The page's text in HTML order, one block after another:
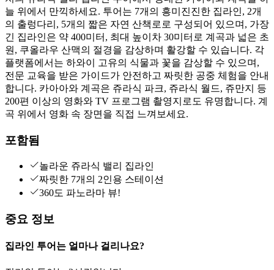
늘 위에서 만끽하세요. 투어는 7개의 흥미진진한 집라인, 2개
의 출렁다리, 5개의 짧은 자연 산책로로 구성되어 있으며, 가장
긴 집라인은 약 400미터, 최대 높이차 30미터로 계곡과 넓은 초
원, 쿠올라우 산맥의 절경을 감상하며 활강할 수 있습니다. 각
플랫폼에서는 하와이 고유의 식물과 꽃을 감상할 수 있으며,
전문 교육을 받은 가이드가 안전하고 짜릿한 공중 체험을 안내
합니다. 카아아와 계곡은 쥬라식 파크, 쥬라식 월드, 쥬만지 등
200편 이상의 영화와 TV 프로그램 촬영지로도 유명합니다. 계
곡 위에서 영화 속 장면을 직접 느껴보세요.
포함됨
놀라운 쥬라식 밸리 집라인
짜릿한 7개의 2인용 스테이션
360도 파노라마 뷰!
중요 정보
집라인 투어는 얼마나 걸리나요?